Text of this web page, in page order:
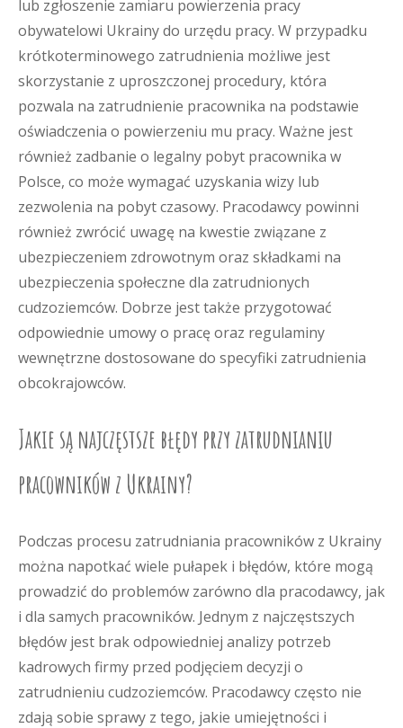
lub zgłoszenie zamiaru powierzenia pracy
obywatelowi Ukrainy do urzędu pracy. W przypadku
krótkoterminowego zatrudnienia możliwe jest
skorzystanie z uproszczonej procedury, która
pozwala na zatrudnienie pracownika na podstawie
oświadczenia o powierzeniu mu pracy. Ważne jest
również zadbanie o legalny pobyt pracownika w
Polsce, co może wymagać uzyskania wizy lub
zezwolenia na pobyt czasowy. Pracodawcy powinni
również zwrócić uwagę na kwestie związane z
ubezpieczeniem zdrowotnym oraz składkami na
ubezpieczenia społeczne dla zatrudnionych
cudzoziemców. Dobrze jest także przygotować
odpowiednie umowy o pracę oraz regulaminy
wewnętrzne dostosowane do specyfiki zatrudnienia
obcokrajowców.
Jakie są najczęstsze błędy przy zatrudnianiu
pracowników z Ukrainy?
Podczas procesu zatrudniania pracowników z Ukrainy
można napotkać wiele pułapek i błędów, które mogą
prowadzić do problemów zarówno dla pracodawcy, jak
i dla samych pracowników. Jednym z najczęstszych
błędów jest brak odpowiedniej analizy potrzeb
kadrowych firmy przed podjęciem decyzji o
zatrudnieniu cudzoziemców. Pracodawcy często nie
zdają sobie sprawy z tego, jakie umiejętności i